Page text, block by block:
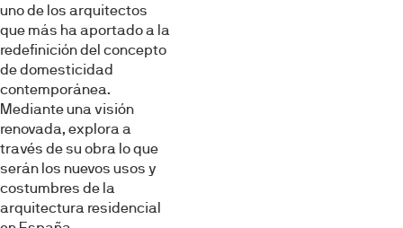
uno de los arquitectos
que más ha aportado a la
redefinición del concepto
de domesticidad
contemporánea.
Mediante una visión
renovada, explora a
través de su obra lo que
serán los nuevos usos y
costumbres de la
arquitectura residencial